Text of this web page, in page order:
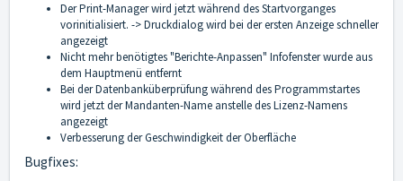
Der Print-Manager wird jetzt während des Startvorganges
vorinitialisiert. -> Druckdialog wird bei der ersten Anzeige schneller
angezeigt
Nicht mehr benötigtes "Berichte-Anpassen" Infofenster wurde aus
dem Hauptmenü entfernt
Bei der Datenbanküberprüfung während des Programmstartes
wird jetzt der Mandanten-Name anstelle des Lizenz-Namens
angezeigt
Verbesserung der Geschwindigkeit der Oberfläche
Bugfixes: